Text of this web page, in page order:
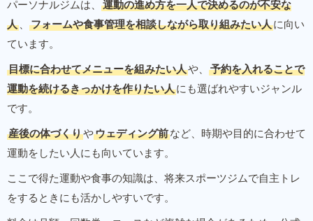
パーソナルジムは、
運動の進め方を一人で決めるのが不安な
人 、 フォームや食事管理を相談しながら取り組みたい人に向い
ています。
目標に合わせてメニューを組みたい人や、
予約を入れることで
運動を続けるきっかけを作りたい人にも選ばれやすいジャンル
です。
産後の体づくりやウェディング前など、時期や目的に合わせて
運動をしたい人にも向いています。
ここで得た運動や食事の知識は、将来スポーツジムで自主トレ
をするときにも活かしやすいです。